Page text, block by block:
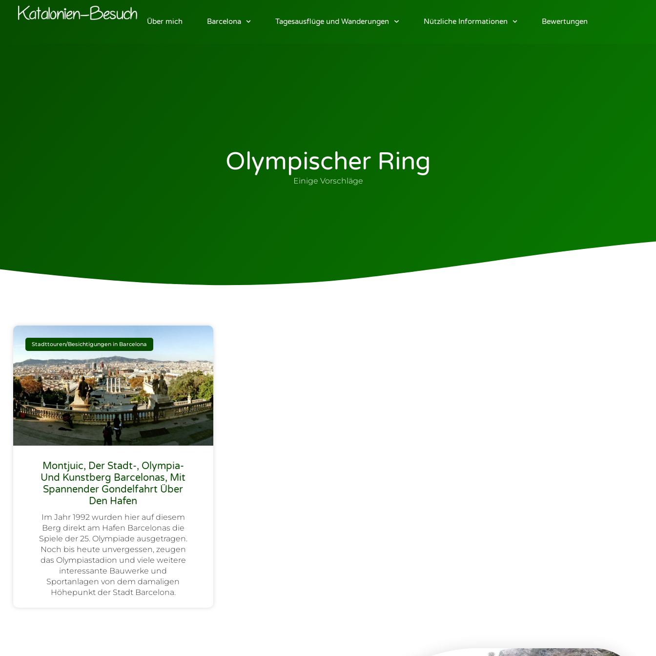
Über mich Barcelona Tagesausflüge und Wanderungen Nützliche Informationen Bewertungen
Olympischer Ring
Einige Vorschläge
Stadttouren/Besichtigungen in Barcelona
Montjuic, Der Stadt-, Olympia-
Und Kunstberg Barcelonas, Mit
Spannender Gondelfahrt Über
Den Hafen
Im Jahr 1992 wurden hier auf diesem
Berg direkt am Hafen Barcelonas die
Spiele der 25. Olympiade ausgetragen.
Noch bis heute unvergessen, zeugen
das Olympiastadion und viele weitere
interessante Bauwerke und
Sportanlagen von dem damaligen
Höhepunkt der Stadt Barcelona.